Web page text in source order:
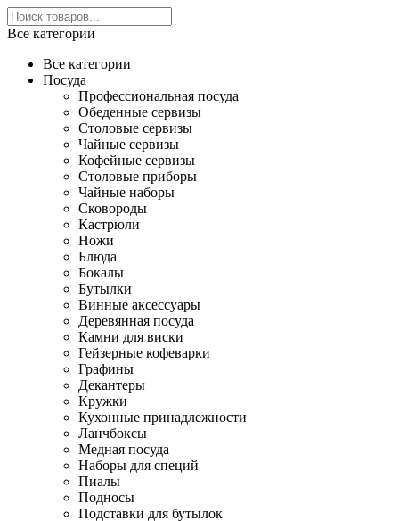
Все категории
Все категории
Посуда
Профессиональная посуда
Обеденные сервизы
Столовые сервизы
Чайные сервизы
Кофейные сервизы
Столовые приборы
Чайные наборы
Сковороды
Кастрюли
Ножи
Блюда
Бокалы
Бутылки
Винные аксессуары
Деревянная посуда
Камни для виски
Гейзерные кофеварки
Графины
Декантеры
Кружки
Кухонные принадлежности
Ланчбоксы
Медная посуда
Наборы для специй
Пиалы
Подносы
Подставки для бутылок